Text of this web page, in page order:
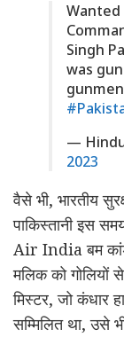
Singh
was
—
2023
वैसे भी, भारतीय
पाकिस्तानी इस
Air India बम कांड
मलिक को गोलियों
मिस्टर, जो कंधार
सम्मिलित था, उसे